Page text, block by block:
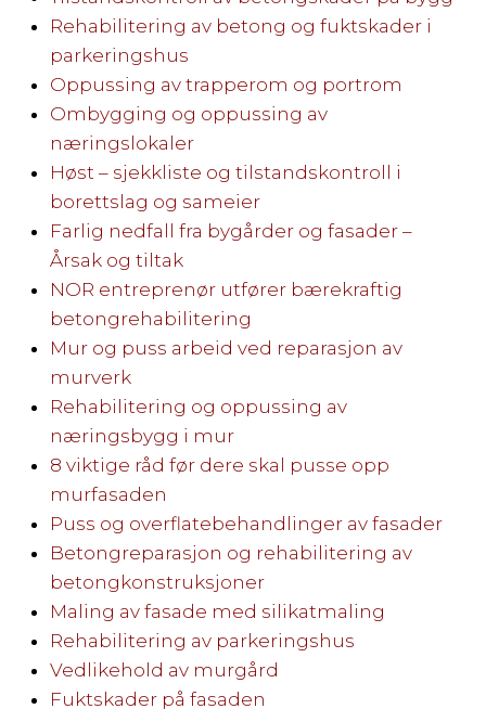
Rehabilitering av betong og fuktskader i
parkeringshus
Oppussing av trapperom og portrom
Ombygging og oppussing av
næringslokaler
Høst – sjekkliste og tilstandskontroll i
borettslag og sameier
Farlig nedfall fra bygårder og fasader –
Årsak og tiltak
NOR entreprenør utfører bærekraftig
betongrehabilitering
Mur og puss arbeid ved reparasjon av
murverk
Rehabilitering og oppussing av
næringsbygg i mur
8 viktige råd før dere skal pusse opp
murfasaden
Puss og overflatebehandlinger av fasader
Betongreparasjon og rehabilitering av
betongkonstruksjoner
Maling av fasade med silikatmaling
Rehabilitering av parkeringshus
Vedlikehold av murgård
Fuktskader på fasaden